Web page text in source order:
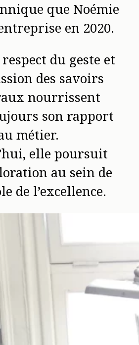
que Noémie
en 2020.
du geste et
des savoirs
nourrissent
son rapport
métier.
elle poursuit
au sein de
de l’excellence.